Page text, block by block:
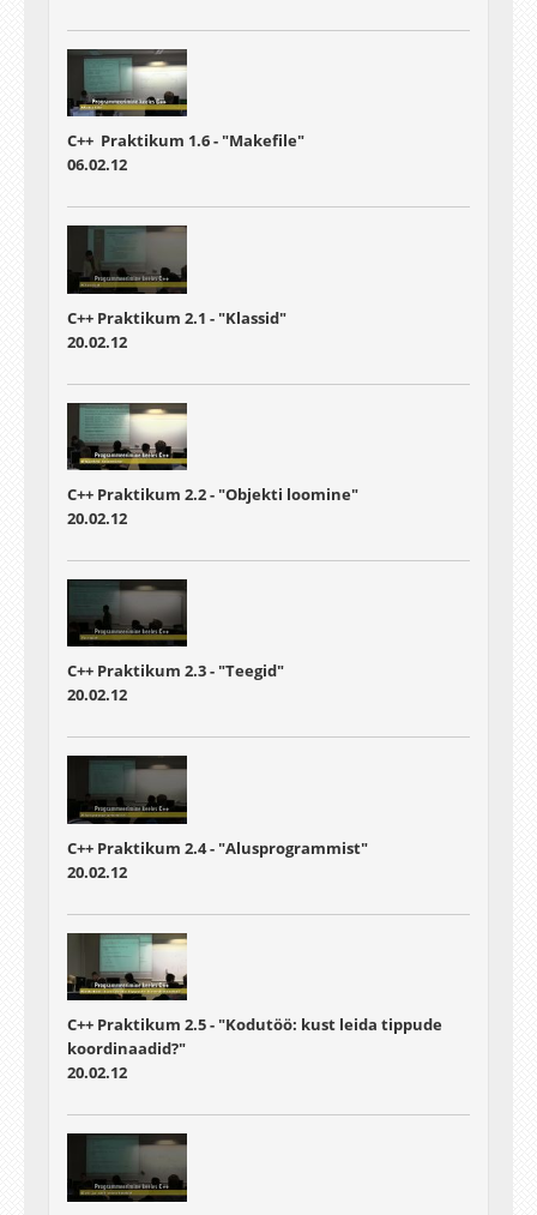
C++ Praktikum 1.6 - "Makefile"
06.02.12
C++ Praktikum 2.1 - "Klassid"
20.02.12
C++ Praktikum 2.2 - "Objekti loomine"
20.02.12
C++ Praktikum 2.3 - "Teegid"
20.02.12
C++ Praktikum 2.4 - "Alusprogrammist"
20.02.12
C++ Praktikum 2.5 - "Kodutöö: kust leida tippude
koordinaadid?"
20.02.12